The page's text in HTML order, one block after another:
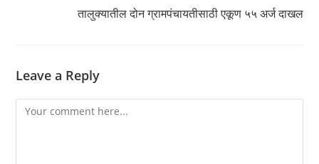
तालुक्यातील दोन ग्रामपंचायतीसाठी एकूण ५५ अर्ज दाखल
Leave a Reply
Comment